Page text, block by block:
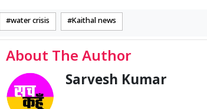
water crisis Kaithal news
About The Author
Sarvesh Kumar